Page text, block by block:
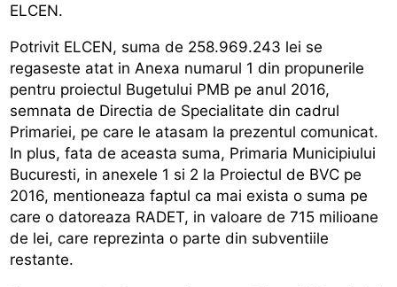
ELCEN.
Potrivit ELCEN, suma de 258.969.243 lei se
regaseste atat in Anexa numarul 1 din propunerile
pentru proiectul Bugetului PMB pe anul 2016,
semnata de Directia de Specialitate din cadrul
Primariei, pe care le atasam la prezentul comunicat.
In plus, fata de aceasta suma, Primaria Municipiului
Bucuresti, in anexele 1 si 2 la Proiectul de BVC pe
2016, mentioneaza faptul ca mai exista o suma pe
care o datoreaza RADET, in valoare de 715 milioane
de lei, care reprezinta o parte din subventiile
restante.